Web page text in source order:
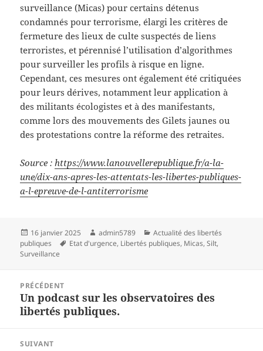
surveillance (Micas) pour certains détenus
condamnés pour terrorisme, élargi les critères de
fermeture des lieux de culte suspectés de liens
terroristes, et pérennisé l’utilisation d’algorithmes
pour surveiller les profils à risque en ligne.
Cependant, ces mesures ont également été critiquées
pour leurs dérives, notamment leur application à
des militants écologistes et à des manifestants,
comme lors des mouvements des Gilets jaunes ou
des protestations contre la réforme des retraites.
Source : https://www.lanouvellerepublique.fr/a-la-
une/dix-ans-apres-les-attentats-les-libertes-publiques-
a-l-epreuve-de-l-antiterrorisme
Publié
le
16 janvier 2025 Auteur
admin5789 Catégories
Actualité des libertés
publiques
Mots-
Etat d'urgence, Libertés publiques, Micas,Silt,
Surveillance
l’article
PRÉCÉDENT
Article
précédent :
Un podcast sur les observatoires des
libertés publiques.
SUIVANT